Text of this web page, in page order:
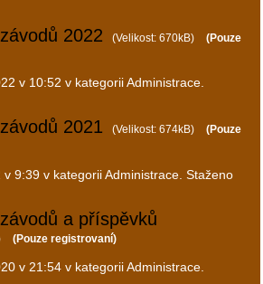
2022 (Velikost: 670kB)
(Pouze
v 10:52 v kategorii Administrace.
2021 (Velikost: 674kB)
(Pouze
v 9:39 v kategorii Administrace. Staženo
a příspěvků
(Pouze registrovaní)
v 21:54 v kategorii Administrace.